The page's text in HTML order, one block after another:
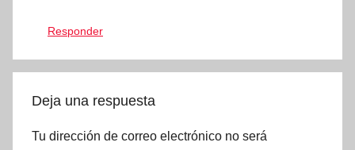
Responder
Deja una respuesta
Tu dirección de correo electrónico no será